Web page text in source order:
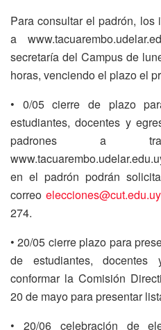
Para consultar el padrón, los
a
secretaría del Campus de
horas, venciendo el plazo el
• 0/05 cierre de plazo
estudiantes, docentes y
padrones a
en el padrón podrán
correo elecciones@cut.edu.uy
274.
• 20/05 cierre plazo para
de estudiantes, docentes
conformar la Comisión
20 de mayo para presentar
• 20/06 celebración de